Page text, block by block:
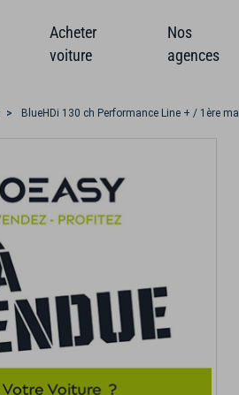
Acheter
voiture
Nos
agences
BlueHDi 130 ch Performance Line + / 1ère